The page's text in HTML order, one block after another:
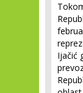
Ijačić